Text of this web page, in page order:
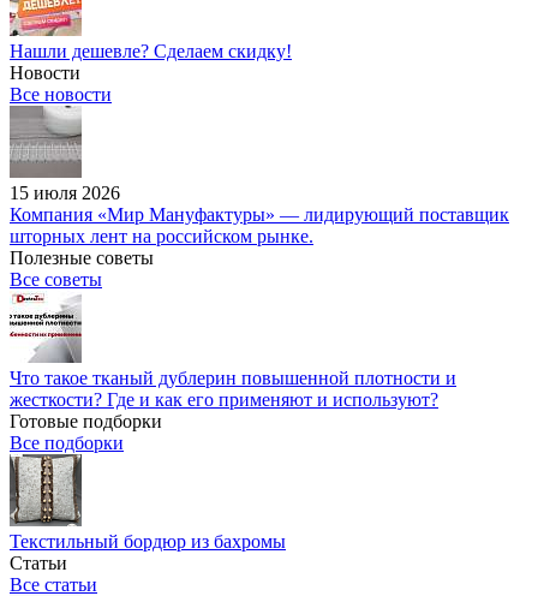
Нашли дешевле? Сделаем скидку!
Новости
Все новости
15 июля 2026
Компания «Мир Мануфактуры» — лидирующий поставщик
шторных лент на российском рынке.
Полезные советы
Все советы
Что такое тканый дублерин повышенной плотности и
жесткости? Где и как его применяют и используют?
Готовые подборки
Все подборки
Текстильный бордюр из бахромы
Статьи
Все статьи